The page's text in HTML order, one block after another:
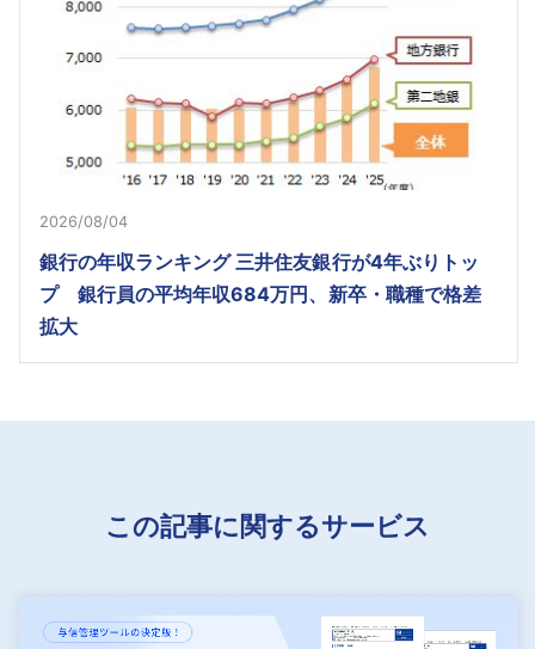
2026/08/04
銀行の年収ランキング 三井住友銀行が4年ぶりトッ
プ 銀行員の平均年収684万円、新卒・職種で格差
拡大
この記事に関するサービス